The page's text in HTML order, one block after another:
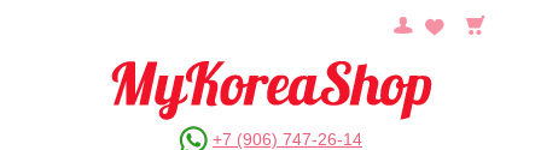
+7 (906) 747-26-14